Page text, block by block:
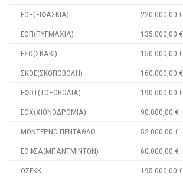
ΕΟΞ(ΞΙΦΑΣΚΙΑ) 220.000,00 €
ΕΟΠ(ΠΥΓΜΑΧΙΑ) 135.000,00 €
ΕΣΟ(ΣΚΑΚΙ) 150.000,00 €
ΣΚΟΕ(ΣΚΟΠΟΒΟΛΗ) 160.000,00 €
ΕΦΟΤ(ΤΟΞΟΒΟΛΙΑ) 190.000,00 €
ΕΟΧ(ΧΙΟΝΟΔΡΟΜΙΑ) 90.000,00 €
ΜΟΝΤΕΡΝΟ ΠΕΝΤΑΘΛΟ 52.000,00 €
ΕΟΦΣΑ(ΜΠΑΝΤΜΙΝΤΟΝ) 60.000,00 €
ΟΣΕΚΚ 195.000,00 €